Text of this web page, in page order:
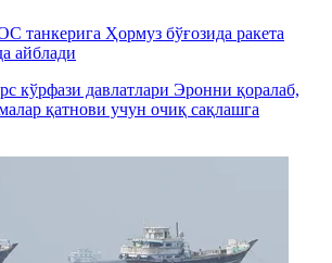
танкерига Ҳормуз бўғозида ракета
айблади
кўрфази давлатлари Эронни қоралаб,
қатнови учун очиқ сақлашга